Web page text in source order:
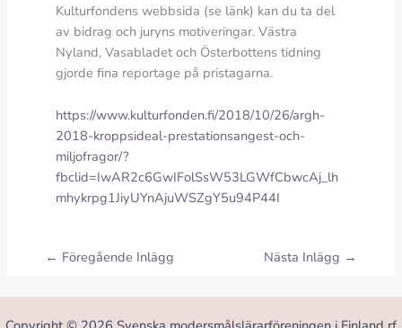
Kulturfondens webbsida (se länk) kan du ta del
av bidrag och juryns motiveringar. Västra
Nyland, Vasabladet och Österbottens tidning
gjorde fina reportage på pristagarna.
https://www.kulturfonden.fi/2018/10/26/argh-
2018-kroppsideal-prestationsangest-och-
miljofragor/?
fbclid=IwAR2c6GwIFolSsW53LGWfCbwcAj_lh
mhykrpg1JiyUYnAjuWSZgY5u94P44I
← Föregående Inlägg Nästa Inlägg →